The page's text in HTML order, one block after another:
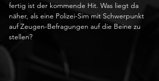
fertig ist der kommende Hit. Was liegt da
näher, als eine Polizei-Sim mit Schwerpunkt
auf Zeugen-Befragungen auf die Beine zu
stellen?